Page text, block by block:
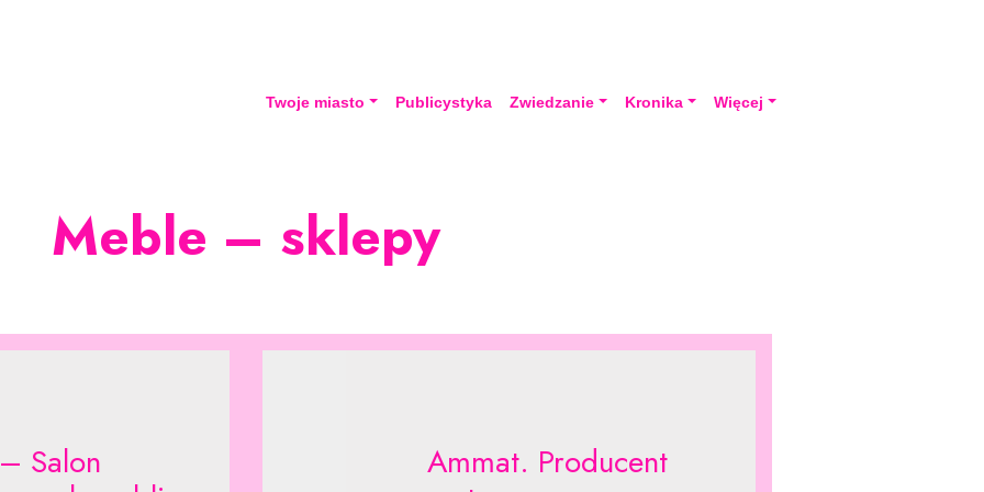
Twoje miasto Publicystyka Zwiedzanie Kronika Więcej
Meble – sklepy
Salon
Ammat. Producent